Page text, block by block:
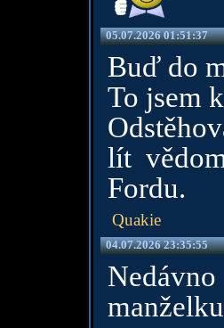
05.07.2026 01:51:37
Buď do
To jsem
lít
Fordu.
Quakie
04.07.2026 23:35:55